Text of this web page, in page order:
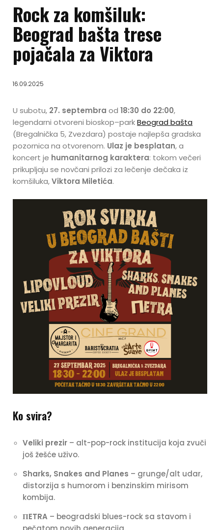
Rock za komšiluk:
Beograd bašta trese
pojačala za Viktora
16.09.2025
U subotu, 27. septembra od18:30 do 22:00,
legendarni otvoreni bioskop–parkBeograd bašta
(Bregalnička 5, Zvezdara) postaje najlepša gradska
pozornica na otvorenom. Ulaz je besplatan, a
koncert je humanitarnog karaktera: tokom večeri
prikupljaju se novčani prilozi za lečenje dečaka iz
komšiluka,Viktora Miletića.
Ko svira?
Veliki prezir – alt-pop-rock institucija koja zvuči
još žešće uživo.
Sharks, Snakes and Planes – grunge/alt udar,
distorzija s humorom i benzinskim mirisom
kombija.
ПETRA – beogradski blues-rock sa stavom i